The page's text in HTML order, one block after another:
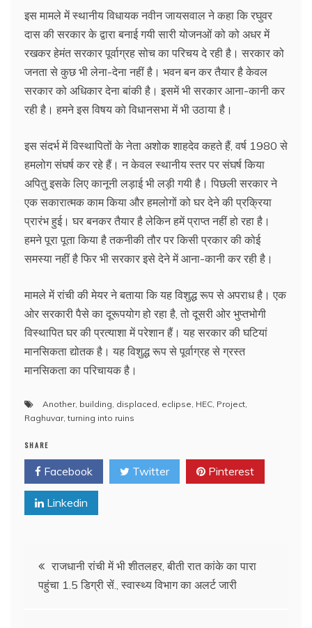
इस मामले में स्थानीय विधायक नवीन जायसवाल ने कहा कि रघुवर
दास की सरकार के द्वारा बनाई गयी सारी योजनओं को को अधर में
रखकर हेमंत सरकार पूर्वाग्रह सोच का परिचय दे रही है। सरकार को
जनता से कुछ भी लेना-देना नहीं है। भवन बन कर तैयार है केवल
सरकार को अधिकार देना बांकी है। इसमें भी सरकार आना-कानी कर
रही है। हमने इस विषय को विधानसभा में भी उठाया है।
इस संदर्भ में विस्थापितों के नेता अशोक शाहदेव कहते हैं, वर्ष 1980 से
हमलोग संघर्ष कर रहे हैं। न केवल स्थानीय स्तर पर संघर्ष किया
अपितु इसके लिए कानूनी लड़ाई भी लड़ी गयी है। पिछली सरकार ने
एक सकारात्मक काम किया और हमलोगों को घर देने की प्रक्रिया
प्रारंभ हुई। घर बनकर तैयार है लेकिन हमें प्राप्त नहीं हो रहा है।
हमने पूरा पूता किया है तकनीकी तौर पर किसी प्रकार की कोई
समस्या नहीं है फिर भी सरकार इसे देने में आना-कानी कर रही है।
मामले में रांची की मेयर ने बताया कि यह विशुद्ध रूप से अपराध है। एक
ओर सरकारी पैसे का दूरूपयोग हो रहा है, तो दूसरी ओर भुप्तभोगी
विस्थापित घर की प्रत्याशा में परेशान हैं। यह सरकार की घटियां
मानसिकता द्योतक है। यह विशुद्ध रूप से पूर्वाग्रह से ग्रस्त
मानसिकता का परिचायक है।
Another, building displaced eclipse HEC Project
Raghuvar,turning into ruins
SHARE
Facebook Twitter Pinterest
Linkedin
Post
navigation
राजधानी रांची में भी शीतलहर, बीती रात कांके का पारा
पहुंचा 1.5 डिग्री सें., स्वास्थ्य विभाग का अलर्ट जारी